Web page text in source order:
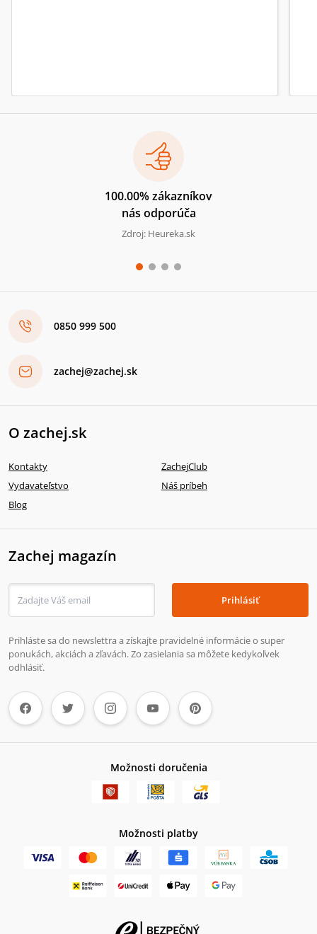
100.00% zákazníkov
nás odporúča
Zdroj: Heureka.sk
0850 999 500
zachej@zachej.sk
O zachej.sk
Kontakty
ZachejClub
Vydavateľstvo
Náš príbeh
Blog
Zachej magazín
Prihlásiť
Prihláste sa do newslettra a získajte pravidelné informácie o super
ponukách, akciách a zľavách. Zo zasielania sa môžete kedykoľvek
odhlásiť.
Možnosti doručenia
Možnosti platby